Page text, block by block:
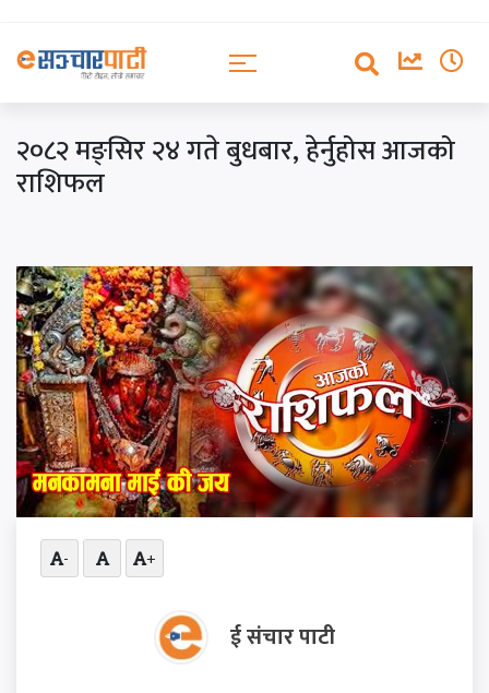
२०८२ मङ्सिर २४ गते बुधबार, हेर्नुहोस आजको
राशिफल
- +
ई संचार पाटी